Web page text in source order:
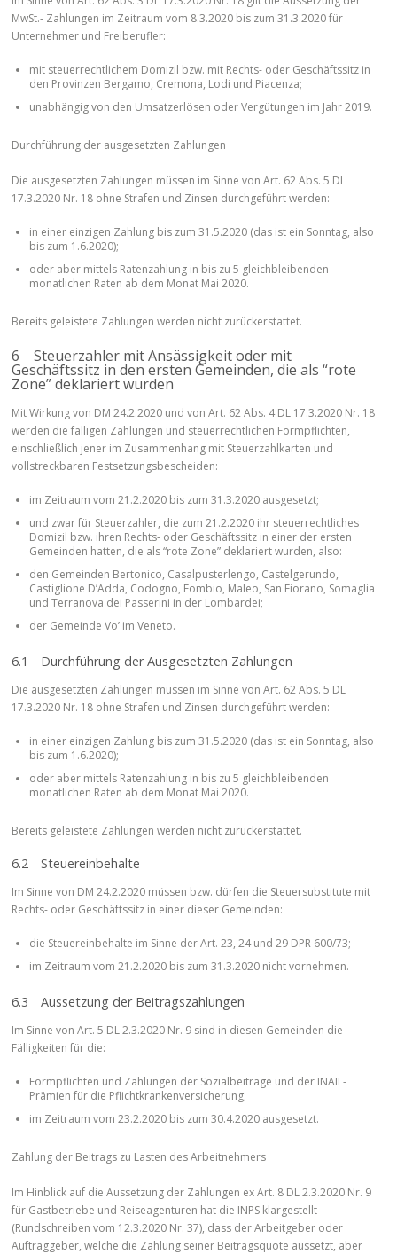
MwSt.- Zahlungen im Zeitraum vom 8.3.2020 bis zum 31.3.2020 für
Unternehmer und Freiberufler:
mit steuerrechtlichem Domizil bzw. mit Rechts- oder Geschäftssitz in
den Provinzen Bergamo, Cremona, Lodi und Piacenza;
unabhängig von den Umsatzerlösen oder Vergütungen im Jahr 2019.
Durchführung der ausgesetzten Zahlungen
Die ausgesetzten Zahlungen müssen im Sinne von Art. 62 Abs. 5 DL
17.3.2020 Nr. 18 ohne Strafen und Zinsen durchgeführt werden:
in einer einzigen Zahlung bis zum 31.5.2020 (das ist ein Sonntag, also
bis zum 1.6.2020);
oder aber mittels Ratenzahlung in bis zu 5 gleichbleibenden
monatlichen Raten ab dem Monat Mai 2020.
Bereits geleistete Zahlungen werden nicht zurückerstattet.
6 Steuerzahler mit Ansässigkeit oder mit
Geschäftssitz in den ersten Gemeinden, die als “rote
Zone” deklariert wurden
Mit Wirkung von DM 24.2.2020 und von Art. 62 Abs. 4 DL 17.3.2020 Nr. 18
werden die fälligen Zahlungen und steuerrechtlichen Formpflichten,
einschließlich jener im Zusammenhang mit Steuerzahlkarten und
vollstreckbaren Festsetzungsbescheiden:
im Zeitraum vom 21.2.2020 bis zum 31.3.2020 ausgesetzt;
und zwar für Steuerzahler, die zum 21.2.2020 ihr steuerrechtliches
Domizil bzw. ihren Rechts- oder Geschäftssitz in einer der ersten
Gemeinden hatten, die als “rote Zone” deklariert wurden, also:
den Gemeinden Bertonico, Casalpusterlengo, Castelgerundo,
Castiglione D’Adda, Codogno, Fombio, Maleo, San Fiorano, Somaglia
und Terranova dei Passerini in der Lombardei;
der Gemeinde Vo’ im Veneto.
6.1 Durchführung der Ausgesetzten Zahlungen
Die ausgesetzten Zahlungen müssen im Sinne von Art. 62 Abs. 5 DL
17.3.2020 Nr. 18 ohne Strafen und Zinsen durchgeführt werden:
in einer einzigen Zahlung bis zum 31.5.2020 (das ist ein Sonntag, also
bis zum 1.6.2020);
oder aber mittels Ratenzahlung in bis zu 5 gleichbleibenden
monatlichen Raten ab dem Monat Mai 2020.
Bereits geleistete Zahlungen werden nicht zurückerstattet.
6.2 Steuereinbehalte
Im Sinne von DM 24.2.2020 müssen bzw. dürfen die Steuersubstitute mit
Rechts- oder Geschäftssitz in einer dieser Gemeinden:
die Steuereinbehalte im Sinne der Art. 23, 24 und 29 DPR 600/73;
im Zeitraum vom 21.2.2020 bis zum 31.3.2020 nicht vornehmen.
6.3 Aussetzung der Beitragszahlungen
Im Sinne von Art. 5 DL 2.3.2020 Nr. 9 sind in diesen Gemeinden die
Fälligkeiten für die:
Formpflichten und Zahlungen der Sozialbeiträge und der INAIL-
Prämien für die Pflichtkrankenversicherung;
im Zeitraum vom 23.2.2020 bis zum 30.4.2020 ausgesetzt.
Zahlung der Beitrags zu Lasten des Arbeitnehmers
Im Hinblick auf die Aussetzung der Zahlungen ex Art. 8 DL 2.3.2020 Nr. 9
für Gastbetriebe und Reiseagenturen hat die INPS klargestellt
(Rundschreiben vom 12.3.2020 Nr. 37), dass der Arbeitgeber oder
Auftraggeber, welche die Zahlung seiner Beitragsquote aussetzt, aber